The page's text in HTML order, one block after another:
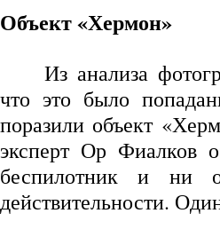
Объект «Хермон»
Из анализа
что это было
поразили объект
эксперт Ор Фиалков
беспилотник и ни
действительности.